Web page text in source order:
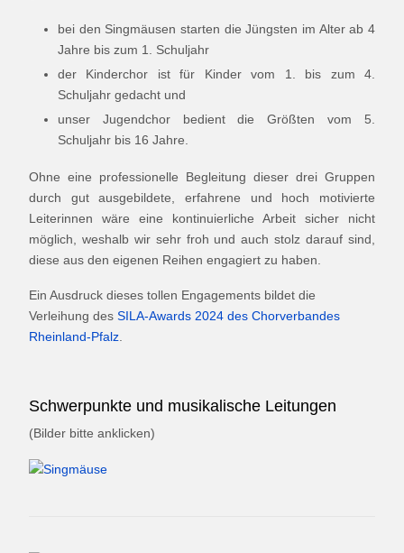
bei den Singmäusen starten die Jüngsten im Alter ab 4
Jahre bis zum 1. Schuljahr
der Kinderchor ist für Kinder vom 1. bis zum 4.
Schuljahr gedacht und
unser Jugendchor bedient die Größten vom 5.
Schuljahr bis 16 Jahre.
Ohne eine professionelle Begleitung dieser drei Gruppen
durch gut ausgebildete, erfahrene und hoch motivierte
Leiterinnen wäre eine kontinuierliche Arbeit sicher nicht
möglich, weshalb wir sehr froh und auch stolz darauf sind,
diese aus den eigenen Reihen engagiert zu haben.
Ein Ausdruck dieses tollen Engagements bildet die
Verleihung des SILA-Awards 2024 des Chorverbandes
Rheinland-Pfalz
Schwerpunkte und musikalische Leitungen
(Bilder bitte anklicken)